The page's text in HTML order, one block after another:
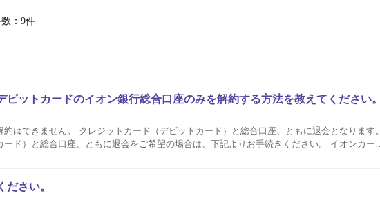
：9件
ビットカードのイオン銀行総合口座のみを解約する方法を教えてください。
はできません。 クレジットカード（デビットカード）と総合口座、ともに退会となります。
）と総合口座、ともに退会をご希望の場合は、下記よりお手続きください。 イオンカード
さい。